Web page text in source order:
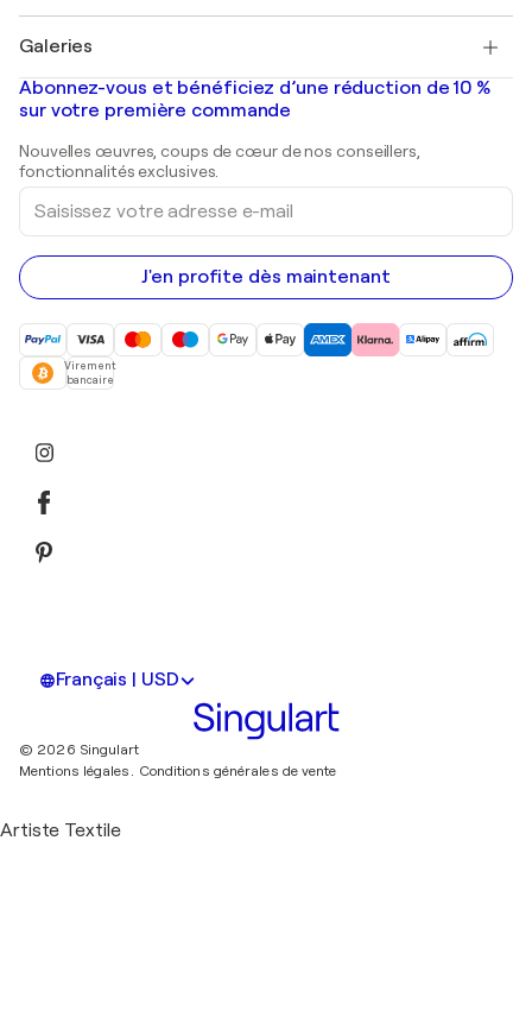
Banksy
Mr. Brainwash
Shepard Fairey
Tableaux abstraits à vendre
Peintures de paysage
Estampes
Peintures acryliques
Galeries
Galeries d'art en France
Galeries d'art en Belgique
Abonnez-vous et bénéficiez d’une réduction de 10 %
sur votre première commande
Nouvelles œuvres, coups de cœur de nos conseillers,
fonctionnalités exclusives.
Saisissez
votre
adresse
e-
mail
J'en profite dès maintenant
Virement
bancaire
Français | USD
© 2026 Singulart
Mentions légales. Conditions générales de vente
Artiste Textile